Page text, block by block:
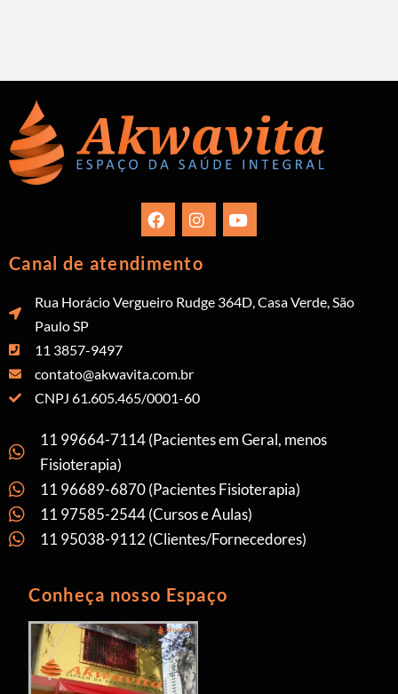
Canal de atendimento
Rua Horácio Vergueiro Rudge 364D, Casa Verde, São
Paulo SP
11 3857-9497
contato@akwavita.com.br
CNPJ 61.605.465/0001-60
11 99664-7114 (Pacientes em Geral, menos
Fisioterapia)
11 96689-6870 (Pacientes Fisioterapia)
11 97585-2544 (Cursos e Aulas)
11 95038-9112 (Clientes/Fornecedores)
Conheça nosso Espaço